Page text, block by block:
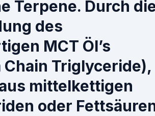
Terpene. Durch
des
MCT Öl’s
Chain Triglyceride),
mittelkettigen
oder